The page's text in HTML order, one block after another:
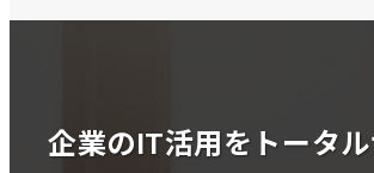
企業のIT活用をトータ